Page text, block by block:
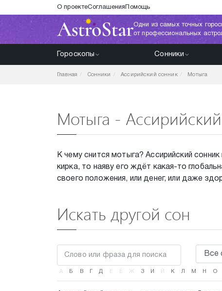
О проектеСоглашения Помощь
Одни из самых точных
от профессиональных
Гороскопы Сонники
Главная Сонники Ассирийский сонник Мотыга
Мотыга -
К чему снится мотыга? Ассирийский
кирка, то наяву его ждёт какая-то
своего положения, или денег, или даже
Искать другой сон
А Б В Д Е Ё Ж З И Й К Л М Н О